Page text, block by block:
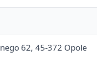
62, 45-372 Opole